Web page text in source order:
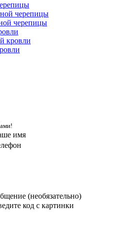
черепицы
черепицы
кровли
имя
(необязательно)
код с картинки